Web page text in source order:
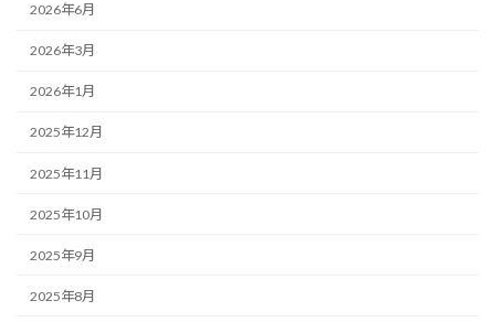
2026年6月
2026年3月
2026年1月
2025年12月
2025年11月
2025年10月
2025年9月
2025年8月